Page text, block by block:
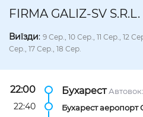
FIRMA GALIZ-SV S.R.L.
Виїзди: 9 Сер., 10 Сер., 11 Сер., 12
Сер., 17 Сер., 18 Сер.
22:00 Бухарест
22:40 Бухарест аеропорт